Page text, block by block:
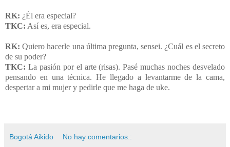
RK: ¿Él era especial?
TKC: Así es, era especial.
RK: Quiero hacerle una última pregunta, sensei. ¿Cuál es el secreto
de su poder?
TKC: La pasión por el arte (risas). Pasé muchas noches desvelado
pensando en una técnica. He llegado a levantarme de la cama,
despertar a mi mujer y pedirle que me haga de uke.
Bogotá Aikido No hay comentarios.: